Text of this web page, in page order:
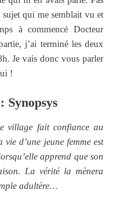
qui me semblait vu et
à commencé Docteur
j’ai terminé les deux
Je vais donc vous parler
!
Synopsys
village fait confiance au
d’une jeune femme est
apprend que son
La vérité la mènera
adultère…